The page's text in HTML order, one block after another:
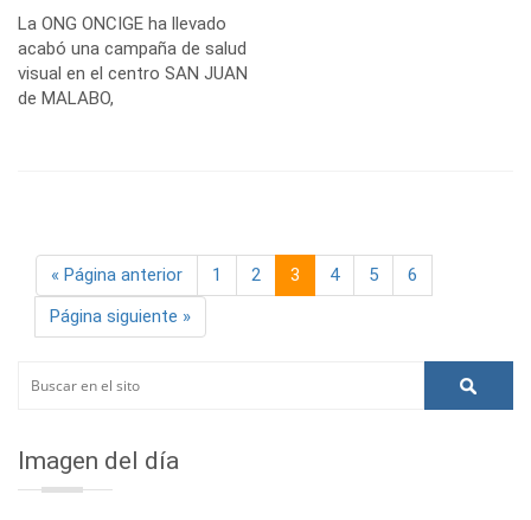
La ONG ONCIGE ha llevado
acabó una campaña de salud
visual en el centro SAN JUAN
de MALABO,
« Página anterior 1 2 3 4 5
6
Página siguiente »
Imagen del día